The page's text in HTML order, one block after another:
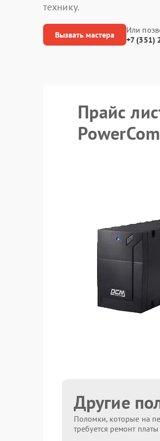
технику.
Вызвать мастера
Или
+7 (351)
Прайс
PowerCom
Другие
Поломки, которые на
требуется ремонт